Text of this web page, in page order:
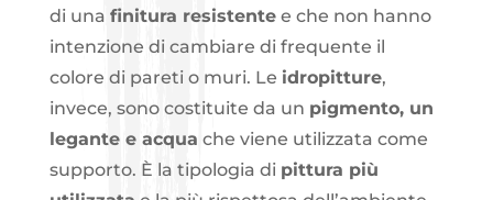
di una finitura resistentee che non hanno
intenzione di cambiare di frequente il
colore di pareti o muri. Le idropitture,
invece, sono costituite da un pigmento, un
legante e acqua che viene utilizzata come
supporto. È la tipologia di pittura più